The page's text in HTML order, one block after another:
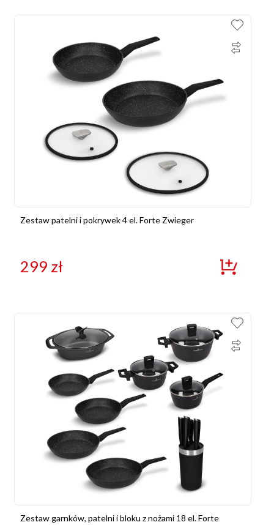
Zestaw patelni i pokrywek 4 el. Forte Zwieger
299 zł
Zestaw garnków, patelni i bloku z nożami 18 el. Forte